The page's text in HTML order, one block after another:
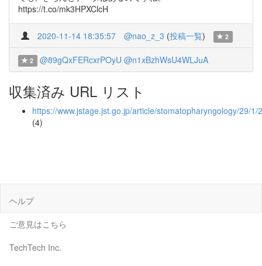
https://t.co/mk3HPXClcH
2020-11-14 18:35:57 @nao_z_3 (投稿一覧) 2
2 @89gQxFERcxrPOyU @n1xBzhWsU4WLJuA
収集済み URL リスト
https://www.jstage.jst.go.jp/article/stomatopharyngology/29/1/
(4)
ヘルプ
ご意見はこちら
TechTech Inc.